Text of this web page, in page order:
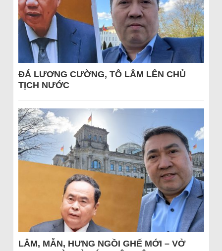
ĐÁ LƯƠNG CƯỜNG, TÔ LÂM LÊN CHỦ
TỊCH NƯỚC
LÂM, MẪN, HƯNG NGỒI GHẾ MỚI – VỞ